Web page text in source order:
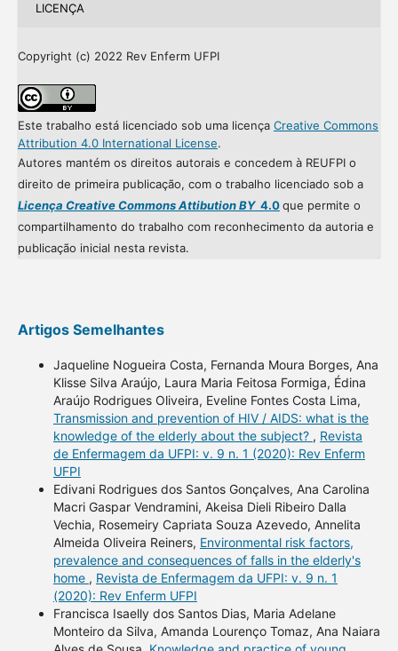
LICENÇA
Copyright (c) 2022 Rev Enferm UFPI
Este trabalho está licenciado sob uma licença Creative Commons
Attribution 4.0 International License.
Autores mantém os direitos autorais e concedem à REUFPI o
direito de primeira publicação, com o trabalho licenciado sob a
Licença Creative Commons Attibution BY4.0que permite o
compartilhamento do trabalho com reconhecimento da autoria e
publicação inicial nesta revista.
Artigos Semelhantes
Jaqueline Nogueira Costa, Fernanda Moura Borges, Ana
Klisse Silva Araújo, Laura Maria Feitosa Formiga, Édina
Araújo Rodrigues Oliveira, Eveline Fontes Costa Lima,
Transmission and prevention of HIV / AIDS: what is the
knowledge of the elderly about the subject? , Revista
de Enfermagem da UFPI: v. 9 n. 1 (2020): Rev Enferm
UFPI
Edivani Rodrigues dos Santos Gonçalves, Ana Carolina
Macri Gaspar Vendramini, Akeisa Dieli Ribeiro Dalla
Vechia, Rosemeiry Capriata Souza Azevedo, Annelita
Almeida Oliveira Reiners, Environmental risk factors,
prevalence and consequences of falls in the elderly's
home , Revista de Enfermagem da UFPI: v. 9 n. 1
(2020): Rev Enferm UFPI
Francisca Isaelly dos Santos Dias, Maria Adelane
Monteiro da Silva, Amanda Lourenço Tomaz, Ana Naiara